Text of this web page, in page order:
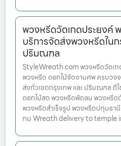
พวงหรีดวัดเกดประยงค์
บริการจัดส่งพวงหรีดในก
ปริมณฑล
StyleWreath.com พวงหรีดวัดเก
พวงหรีด ดอกไม้จัดงานศพ ครบวง
ส่งทั่วเขตกรุงเทพ และ ปริมณฑล ดี
ดอกไม้สด พวงหรีดพัดลม พวงหรีด
พวงหรีดสำเร็จรูป พวงหรีดปทุมธ
ทม Wreath delivery to temple